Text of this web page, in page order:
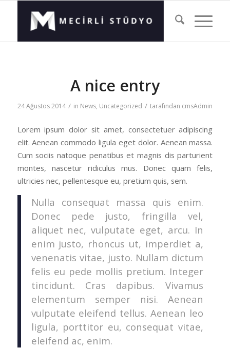
A nice entry
24 Ağustos 2014 / in News, Uncategorized / tarafından cmsAdmin
Lorem ipsum dolor sit amet, consectetuer adipiscing
elit. Aenean commodo ligula eget dolor. Aenean massa.
Cum sociis natoque penatibus et magnis dis parturient
montes, nascetur ridiculus mus. Donec quam felis,
ultricies nec, pellentesque eu, pretium quis, sem.
Nulla consequat massa quis enim.
Donec pede justo, fringilla vel,
aliquet nec, vulputate eget, arcu. In
enim justo, rhoncus ut, imperdiet a,
venenatis vitae, justo. Nullam dictum
felis eu pede mollis pretium. Integer
tincidunt. Cras dapibus. Vivamus
elementum semper nisi. Aenean
vulputate eleifend tellus. Aenean leo
ligula, porttitor eu, consequat vitae,
eleifend ac, enim.